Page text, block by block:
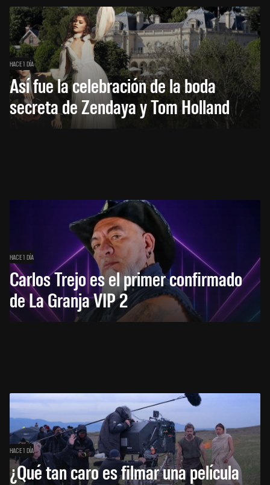
HACE 1 DÍA
Así fue la celebración de la boda
secreta de Zendaya y Tom Holland
HACE 1 DÍA
Carlos Trejo es el primer confirmado
de La Granja VIP 2
HACE 1 DÍA
¿Qué tan caro es filmar una película